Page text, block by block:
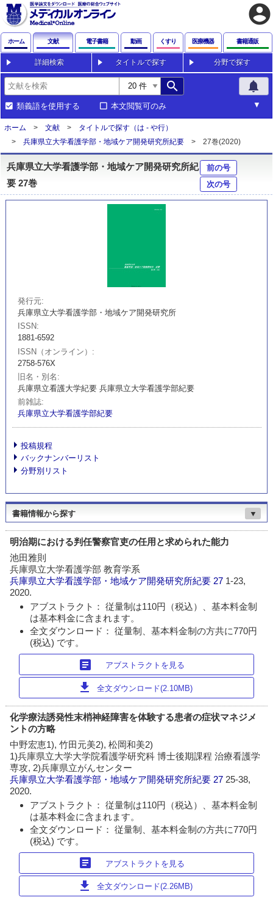
account_circle
ホーム 文献 電子書籍 動画 くすり 医療機器 書籍通販
詳細検索 タイトルで探す 分野で探す
search notifications
類義語を使用する 本文閲覧可のみ
ホーム 文献
タイトルで探す（は - や行）
兵庫県立大学看護学部・地域ケア開発研究所紀要
27巻(2020)
兵庫県立大学看護学部・地域ケア開発研究所紀
要 27巻
前の号
次の号
発行元
兵庫県立大学看護学部・地域ケア開発研究所
ISSN
1881-6592
ISSN（オンライン）
2758-576X
旧名・別名
兵庫県立看護大学紀要 兵庫県立大学看護学部紀要
前雑誌
兵庫県立大学看護学部紀要
投稿規程
バックナンバーリスト
分野別リスト
書籍情報から探す ▼
明治期における判任警察官吏の任用と求められた能力
池田雅則
兵庫県立大学看護学部 教育学系
兵庫県立大学看護学部・地域ケア開発研究所紀要 27 1-23,
2020.
アブストラクト： 従量制は110円（税込）、基本料金制
は基本料金に含まれます。
全文ダウンロード： 従量制、基本料金制の方共に770円
(税込) です。
article アブストラクトを見る
download 全文ダウンロード(2.10MB)
化学療法誘発性末梢神経障害を体験する患者の症状マネジメ
ントの方略
中野宏恵1), 竹田元美2), 松岡和美2)
1)兵庫県立大学大学院看護学研究科 博士後期課程 治療看護学
専攻, 2)兵庫県立がんセンター
兵庫県立大学看護学部・地域ケア開発研究所紀要 27 25-38,
2020.
アブストラクト： 従量制は110円（税込）、基本料金制
は基本料金に含まれます。
全文ダウンロード： 従量制、基本料金制の方共に770円
(税込) です。
article アブストラクトを見る
download 全文ダウンロード(2.26MB)